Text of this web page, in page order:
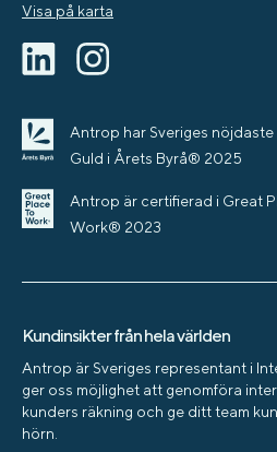
Visa på karta
Antrop har Sveriges nöjdaste
Guld i Årets Byrå® 2025
Antrop är certifierad i Great
Work® 2023
Kundinsikter från hela världen
Antrop är Sveriges representant i
ger oss möjlighet att genomföra
kunders räkning och ge ditt team
hörn.